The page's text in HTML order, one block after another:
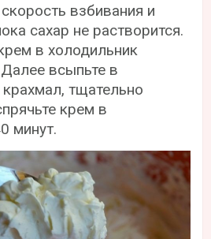
взбивания и
сахар не растворится.
в холодильник
всыпьте в
тщательно
крем в
минут.